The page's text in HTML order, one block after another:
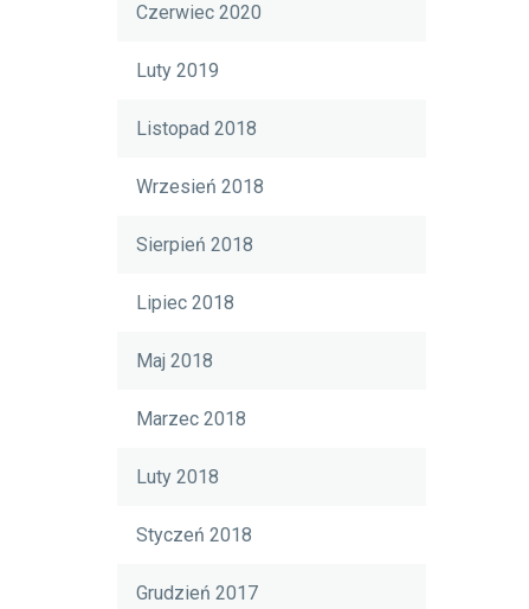
Czerwiec 2020
Luty 2019
Listopad 2018
Wrzesień 2018
Sierpień 2018
Lipiec 2018
Maj 2018
Marzec 2018
Luty 2018
Styczeń 2018
Grudzień 2017